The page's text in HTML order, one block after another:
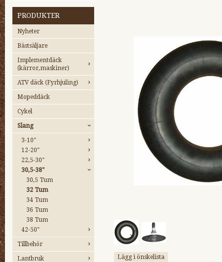
PRODUKTER
Nyheter
Bästsäljare
Implementdäck
(kärror,maskiner)
ATV däck (Fyrhjuling)
Mopeddäck
Cykel
Slang
3-10"
12-20"
22,5-30"
30,5-38"
30,5 Tum
32 Tum
34 Tum
36 Tum
38 Tum
42-50"
Tillbehör
Lantbruk Lägg i önskelista